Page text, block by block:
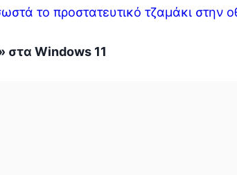
το προστατευτικό τζαμάκι στην
στα Windows 11